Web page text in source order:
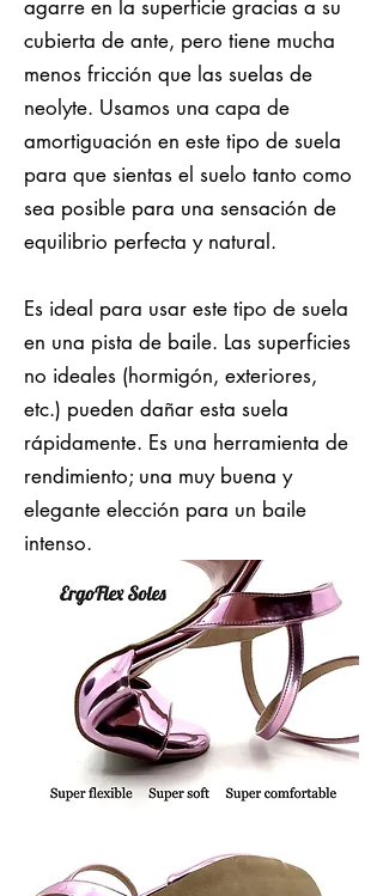
agarre en la superficie gracias a su
cubierta de ante, pero tiene mucha
menos fricción que las suelas de
neolyte. Usamos una capa de
amortiguación en este tipo de suela
para que sientas el suelo tanto como
sea posible para una sensación de
equilibrio perfecta y natural.
Es ideal para usar este tipo de suela
en una pista de baile. Las superficies
no ideales (hormigón, exteriores,
etc.) pueden dañar esta suela
rápidamente. Es una herramienta de
rendimiento; una muy buena y
elegante elección para un baile
intenso.